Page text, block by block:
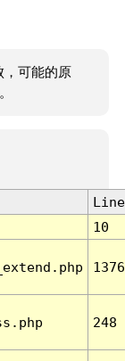
，可能的原
Line
10
1376
248